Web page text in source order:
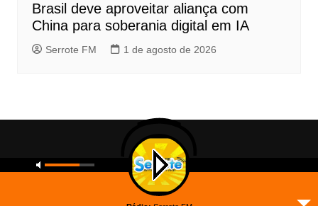
Brasil deve aproveitar aliança com
China para soberania digital em IA
Serrote FM 1 de agosto de 2026
Copyright © 2026 Serrote FM. All rights reserved.